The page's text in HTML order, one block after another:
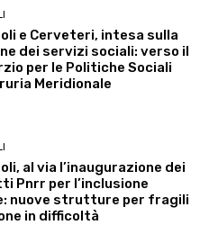
e Cerveteri, intesa sulla
dei servizi sociali: verso il
per le Politiche Sociali
Meridionale
al via l’inaugurazione dei
Pnrr per l’inclusione
nuove strutture per fragili
in difficoltà